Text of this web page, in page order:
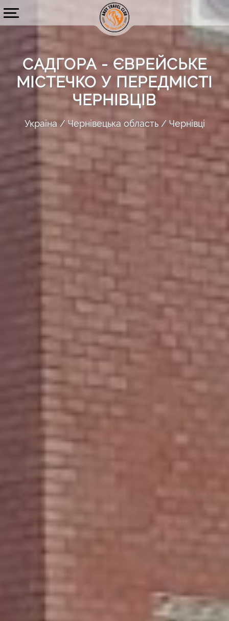
САДГОРА - ЄВРЕЙСЬКЕ
МІСТЕЧКО У ПЕРЕДМІСТІ
ЧЕРНІВЦІВ
Україна Чернівецька область Чернівці